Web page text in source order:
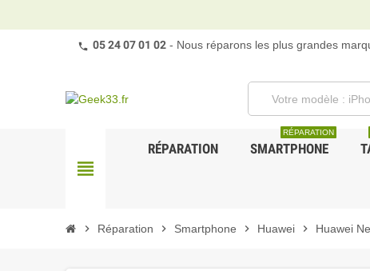
05 24 07 01 02 - Nous réparons les plus grandes
view_headline
RÉPARATION SMARTPHONE
RÉPARATION
chevron_right Réparation chevron_right Smartphone chevron_right Huawei chevron_right Huawei